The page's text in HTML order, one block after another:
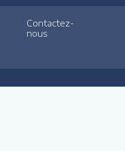
Contactez-
nous